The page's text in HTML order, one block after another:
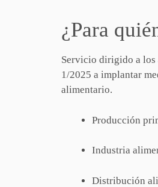
¿Para
Servicio dirigido a los
1/2025 a implantar
alimentario.
Producción
Industria
Distribución